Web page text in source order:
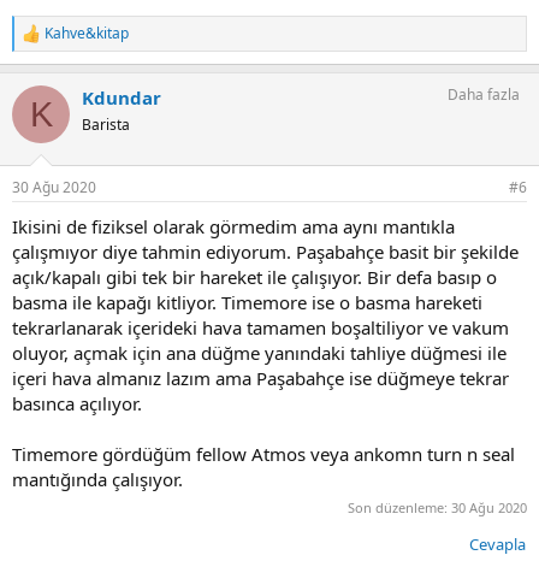
T
e
k
l
:
Kahve&kitap
K Kdundar
Barista
Daha fazla
30 Ağu 2020 #6
Ikisini de fiziksel olarak görmedim ama aynı mantıkla
çalışmıyor diye tahmin ediyorum. Paşabahçe basit bir şekilde
açık/kapalı gibi tek bir hareket ile çalışıyor. Bir defa basıp o
basma ile kapağı kitliyor. Timemore ise o basma hareketi
tekrarlanarak içerideki hava tamamen boşaltiliyor ve vakum
oluyor, açmak için ana düğme yanındaki tahliye düğmesi ile
içeri hava almanız lazım ama Paşabahçe ise düğmeye tekrar
basınca açılıyor.
Timemore gördüğüm fellow Atmos veya ankomn turn n seal
mantığında çalışıyor.
Son düzenleme: 30 Ağu 2020
Cevapla